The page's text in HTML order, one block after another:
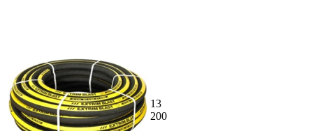
13
200